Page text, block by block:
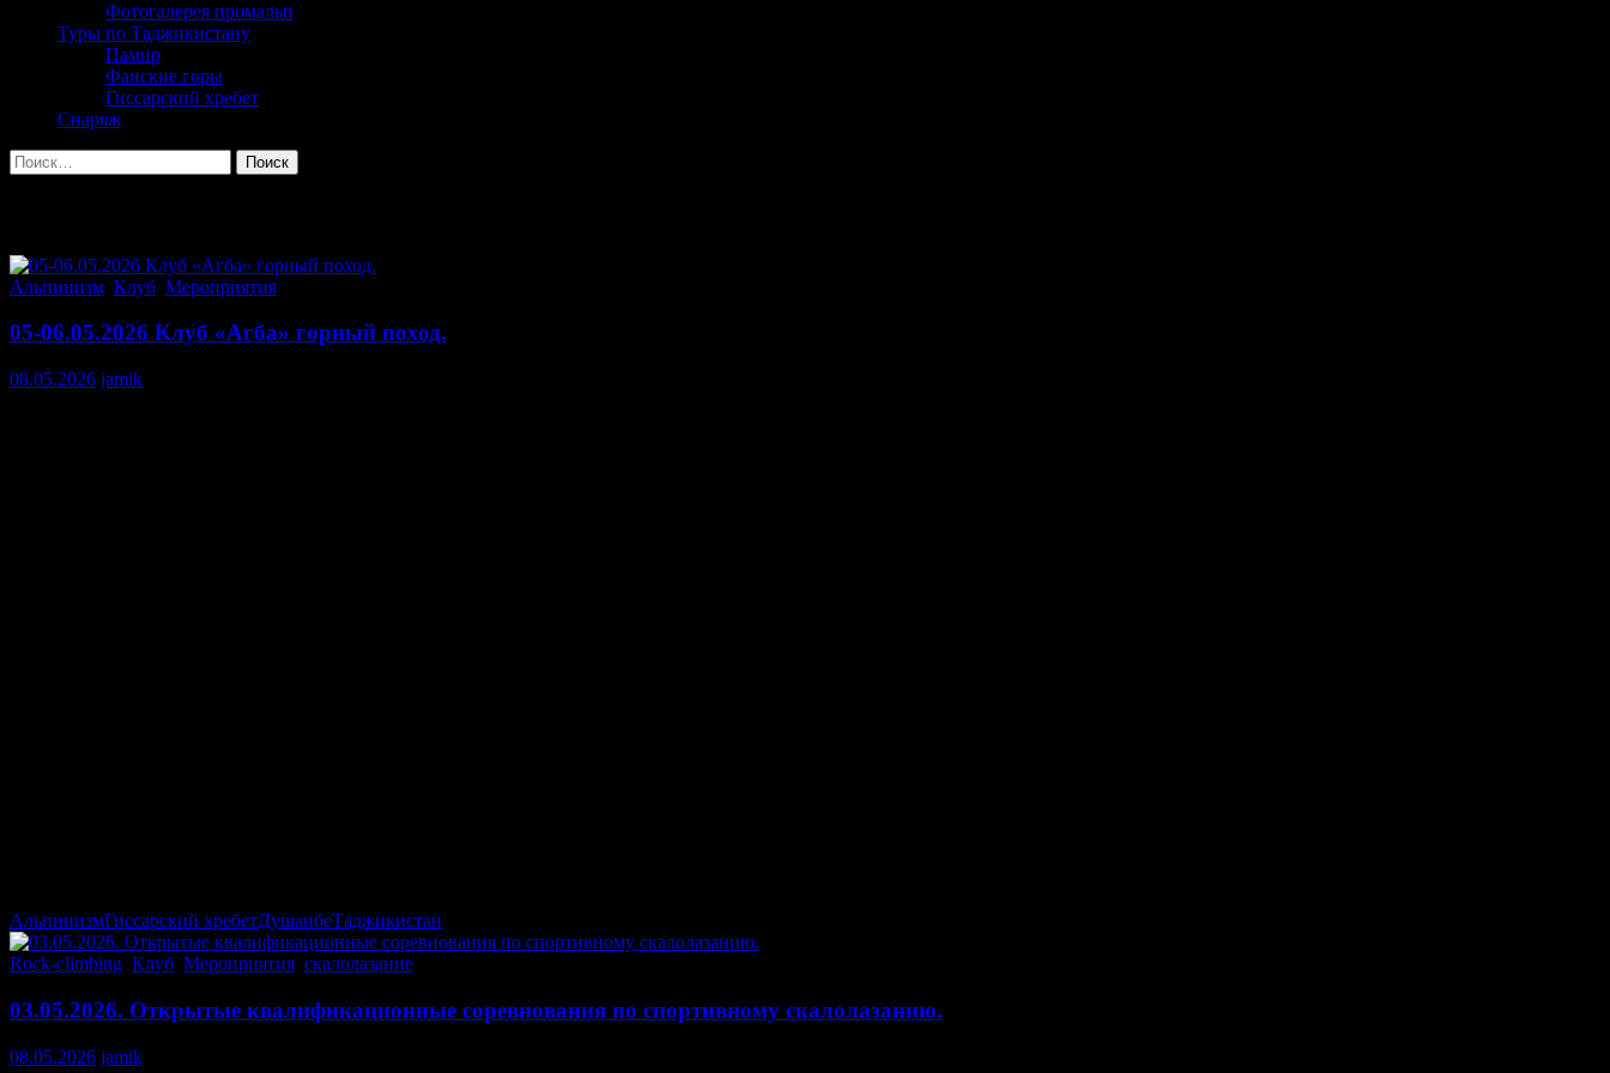
Фотогалерея промальп
Туры по Таджикистану
Памир
Фанские горы
Гиссарский хребет
Снаряж
Найти:
Альпинизм Клуб Мероприятия
05-06.05.2026 Клуб «Агба» горный поход.
08.05.2026 jamik
АльпинизмГиссарский хребетДушанбеТаджикистан
Rock-climbing Клуб Мероприятия скалолазание
03.05.2026. Открытые квалификационные соревнования по спортивному скалолазанию.
08.05.2026 jamik